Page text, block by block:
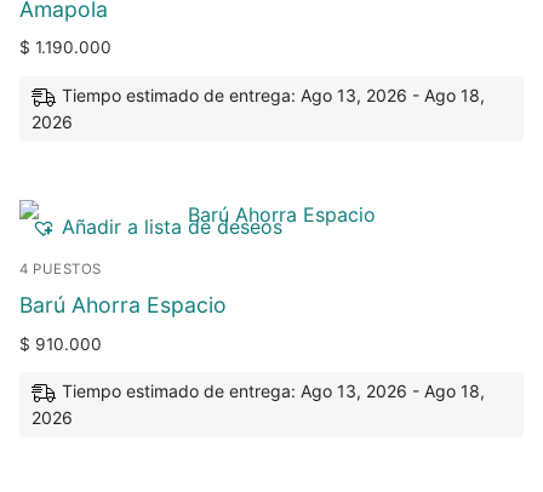
Amapola
$ 1.190.000
Tiempo estimado de entrega: Ago 13, 2026 - Ago 18,
2026
Añadir a lista de deseos
4 PUESTOS
Barú Ahorra Espacio
$ 910.000
Tiempo estimado de entrega: Ago 13, 2026 - Ago 18,
2026